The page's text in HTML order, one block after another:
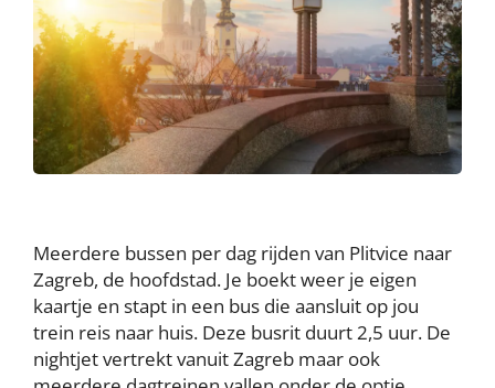
Meerdere bussen per dag rijden van Plitvice naar
Zagreb, de hoofdstad. Je boekt weer je eigen
kaartje en stapt in een bus die aansluit op jou
trein reis naar huis. Deze busrit duurt 2,5 uur. De
nightjet vertrekt vanuit Zagreb maar ook